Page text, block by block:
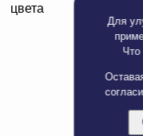
Для
Что
цвета